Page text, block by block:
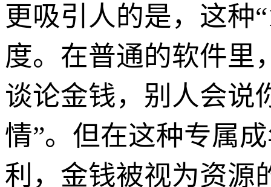
更吸引人的是，这种
度。在普通的软件里
谈论金钱，别人会说
情”。但在这种专属
利，金钱被视为资源